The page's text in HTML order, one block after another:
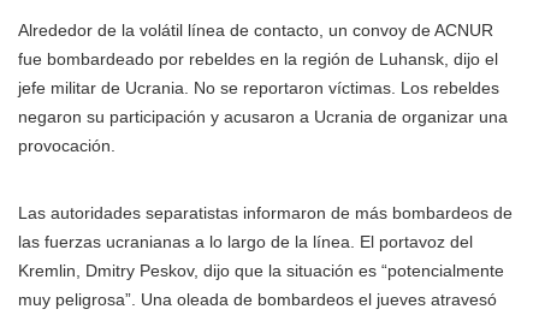
Alrededor de la volátil línea de contacto, un convoy de ACNUR
fue bombardeado por rebeldes en la región de Luhansk, dijo el
jefe militar de Ucrania. No se reportaron víctimas. Los rebeldes
negaron su participación y acusaron a Ucrania de organizar una
provocación.
Las autoridades separatistas informaron de más bombardeos de
las fuerzas ucranianas a lo largo de la línea. El portavoz del
Kremlin, Dmitry Peskov, dijo que la situación es “potencialmente
muy peligrosa”. Una oleada de bombardeos el jueves atravesó